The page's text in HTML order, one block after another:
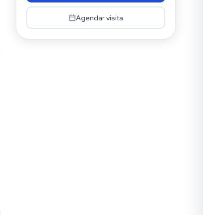
Agendar visita